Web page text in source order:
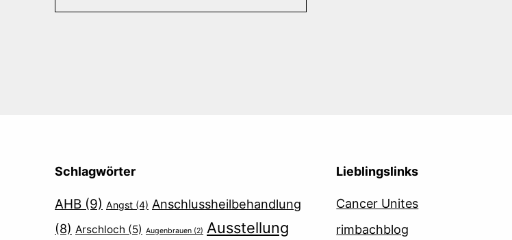
Schlagwörter
AHB (9) Angst (4) Anschlussheilbehandlung
(8) Arschloch (5) Augenbrauen (2) Ausstellung
Lieblingslinks
Cancer Unites
rimbachblog